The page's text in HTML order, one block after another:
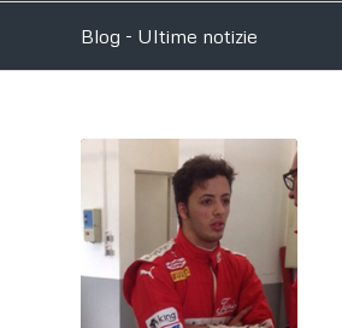
Blog - Ultime notizie